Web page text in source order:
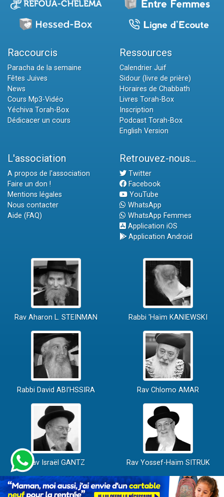
Raccourcis
Paracha de la semaine
Fêtes Juives
News
Cours Mp3-Vidéo
Yéchiva Torah-Box
Dédicacer un cours
Ressources
Calendrier Juif
Sidour (livre de prière)
Horaires de Chabbath
Livres Torah-Box
Inscription
Podcast Torah-Box
English Version
L'association
A propos de l'association
Faire un don !
Mentions légales
Nous contacter
Aide (FAQ)
Retrouvez-nous...
Twitter
Facebook
YouTube
WhatsApp
WhatsApp Femmes
Application iOS
Application Android
Rav Aharon L. STEINMAN Rabbi 'Haïm KANIEWSKI
Rabbi David ABI'HSSIRA Rav Chlomo AMAR
Rav Israël GANTZ Rav Yossef-Haïm SITRUK